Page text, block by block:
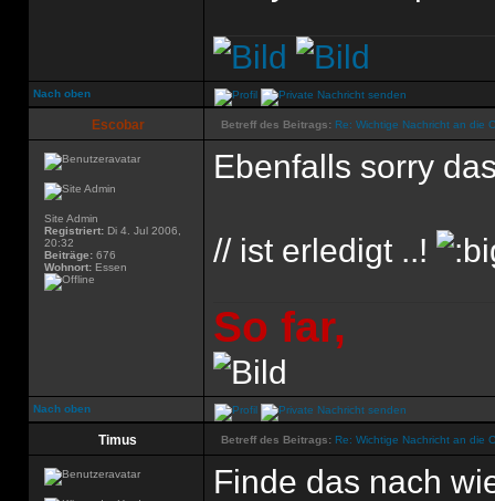
Nach oben
Escobar Betreff des Beitrags: Re: Wichtige Nachricht an die
Site Admin
Registriert: Di 4. Jul 2006,
20:32
Beiträge: 676
Wohnort: Essen
Ebenfalls sorry
// ist erledigt ..!
So far,
Nach oben
Timus Betreff des Beitrags: Re: Wichtige Nachricht an die
Finde das nach